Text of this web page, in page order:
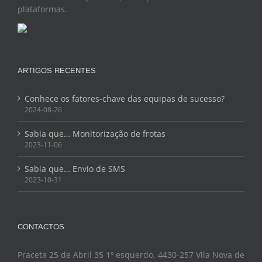
plataformas.
ARTIGOS RECENTES
Conhece os fatores-chave das equipas de sucesso?
2024-08-26
Sabia que… Monitorização de frotas
2023-11-06
Sabia que… Envio de SMS
2023-10-31
CONTACTOS
Praceta 25 de Abril 35 1º esquerdo, 4430-257 Vila Nova de